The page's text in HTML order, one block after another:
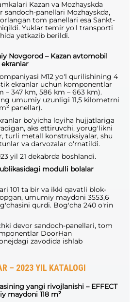
Kazan va Mozhayskda
sandoch-panellari Mozhayskda,
tom panellari esa Sankt-
Yuklar temir yo'l transporti
yetkazib berildi.
Novgorod – Kazan avtomobil
M12 yo'l qurilishining 4
ekranlar uchun komponentlar
– 347 km, 586 km – 663 km).
umumiy uzunligi 11,5 kilometrni
panellar).
bo'yicha loyiha hujjatlariga
aks ettiruvchi, yorug'likni
turli metall konstruksiyalar, shu
va darvozalar o'rnatildi.
yil 21 dekabrda boshlandi.
modulli bolalar
101 ta bir va ikki qavatli blok-
umumiy maydoni 3553,6
qurdi. Bog'cha 240 o'rin
devor sandoch-panellari, tom
DoorHan
zavodida ishlab
– 2023 YIL KATALOGI
yangi rivojlanishi – EFFECT
maydoni 118 m²